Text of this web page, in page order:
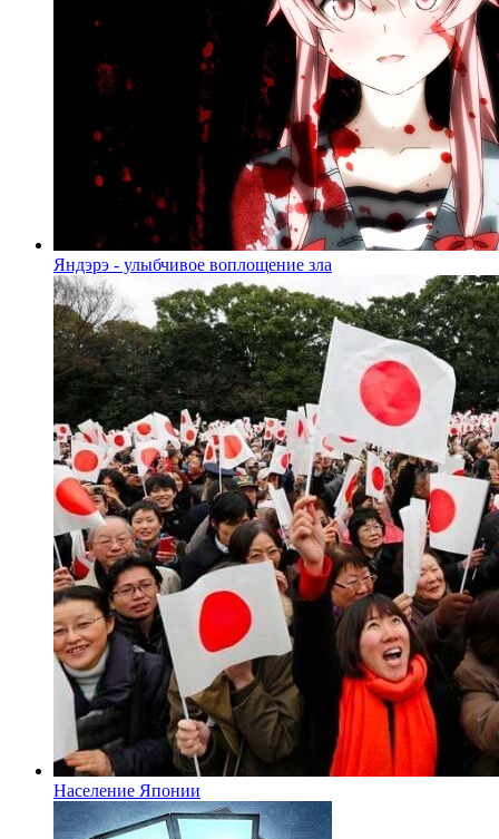
Яндэрэ - улыбчивое воплощение зла
Население Японии